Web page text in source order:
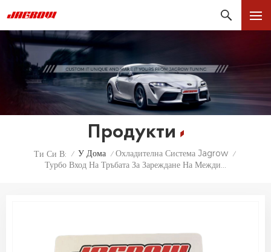
Продукти
Ти Си В: / У Дома / Охладителна Система Jagrow /